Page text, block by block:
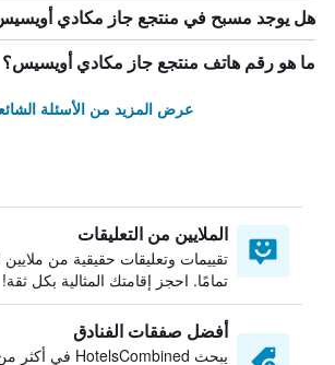
هل يوجد مسبح في منتجع جاز مكادي
ما هو رقم هاتف منتجع جاز مكادي أويسيس؟
عرض المزيد من الأسئلة
الملايين من التعليقات
تقييمات وتعليقات حقيقية من ملايين
تمامًا. احجز إقامتك المثالية بكل ثقة!
أفضل صفقات الفنادق